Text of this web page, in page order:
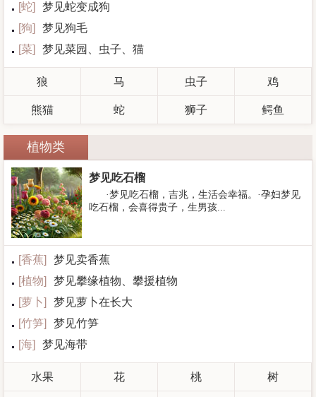
[蛇]
梦见蛇变成狗
[狗]
梦见狗毛
[菜] 梦见菜园、虫子、猫
狼 马 虫子 鸡
熊猫 蛇 狮子 鳄鱼
植物类
梦见吃石榴
·梦见吃石榴，吉兆，生活会幸福。·孕妇梦见
吃石榴，会喜得贵子，生男孩...
[香蕉]
梦见卖香蕉
[植物]
梦见攀缘植物、攀援植物
[萝卜]
梦见萝卜在长大
[竹笋]
梦见竹笋
[海] 梦见海带
水果 花 桃 树